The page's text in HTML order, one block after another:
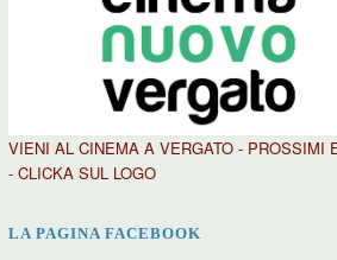
VIENI AL CINEMA A VERGATO - PROSSIMI
- CLICKA SUL LOGO
LA PAGINA FACEBOOK